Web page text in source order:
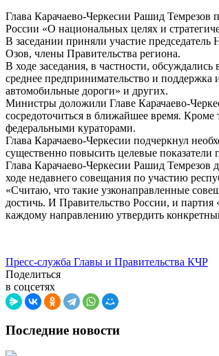
Глава Карачаево-Черкесии Рашид Темрезов
России «О национальных целях и
В заседании приняли участие
Озов, члены Правительства региона.
В ходе заседания, в частности,
среднее предпринимательство и
автомобильные дороги» и других.
Министры доложили Главе Карачаево-
сосредоточиться в ближайшее время.
федеральными кураторами.
Глава Карачаево-Черкесии подчеркнул
существенно повысить целевые
Глава Карачаево-Черкесии Рашид
ходе недавнего совещания по участию
«Считаю, что такие узконаправленные
достичь. И Правительство России, и
каждому направлению утвердить
Пресс-служба Главы и Правительства КЧР
Поделиться
в соцсетях
Последние новости